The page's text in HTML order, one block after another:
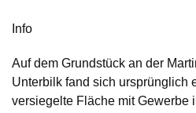
Info
Auf dem Grundstück an der
Unterbilk fand sich ursprünglich
versiegelte Fläche mit Gewerbe